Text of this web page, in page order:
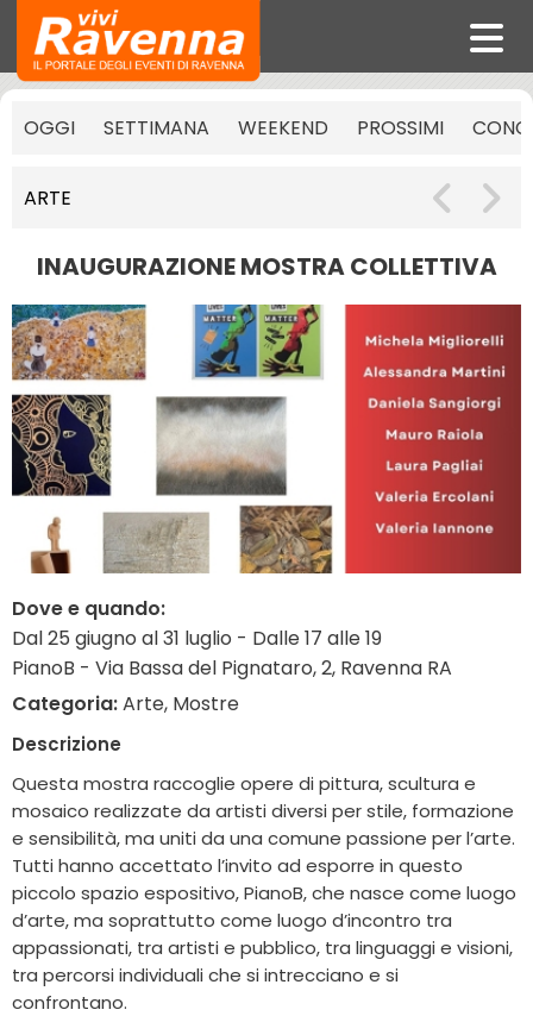
OGGI SETTIMANA WEEKEND PROSSIMI
ARTE
INAUGURAZIONE MOSTRA COLLETTIVA
Dove e quando:
Dal 25 giugno al 31 luglio - Dalle 17 alle 19
PianoB - Via Bassa del Pignataro, 2, Ravenna RA
Categoria:Arte, Mostre
Descrizione
Questa mostra raccoglie opere di pittura, scultura e
mosaico realizzate da artisti diversi per stile, formazione
e sensibilità, ma uniti da una comune passione per l’arte.
Tutti hanno accettato l’invito ad esporre in questo
piccolo spazio espositivo, PianoB, che nasce come luogo
d’arte, ma soprattutto come luogo d’incontro tra
appassionati, tra artisti e pubblico, tra linguaggi e visioni,
tra percorsi individuali che si intrecciano e si
confrontano.